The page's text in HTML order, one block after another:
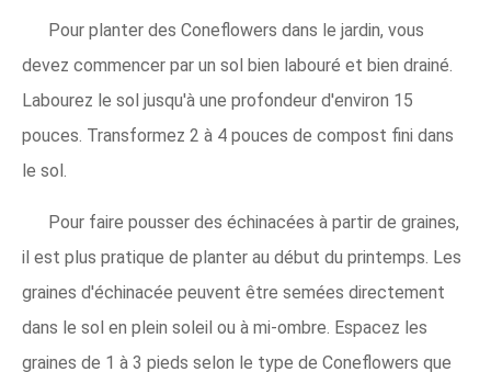
Pour planter des Coneflowers dans le jardin, vous
devez commencer par un sol bien labouré et bien drainé.
Labourez le sol jusqu'à une profondeur d'environ 15
pouces. Transformez 2 à 4 pouces de compost fini dans
le sol.
Pour faire pousser des échinacées à partir de graines,
il est plus pratique de planter au début du printemps. Les
graines d'échinacée peuvent être semées directement
dans le sol en plein soleil ou à mi-ombre. Espacez les
graines de 1 à 3 pieds selon le type de Coneflowers que